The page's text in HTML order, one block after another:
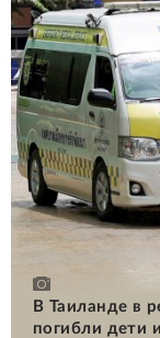
В Таиланде в
погибли дети